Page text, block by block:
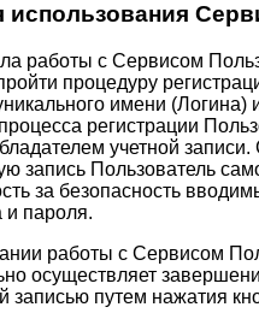
использования
работы с Сервисом
процедуру
имени (Логина)
регистрации
учетной
запись Пользователь
за безопасность
и пароля.
работы с Сервисом
осуществляет
записью путем нажатия